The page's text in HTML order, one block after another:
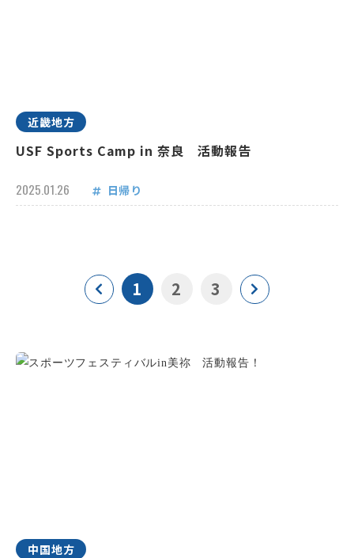
近畿地方
USF Sports Camp in 奈良 活動報告
2025.01.26 日帰り
1 2 3
中国地方